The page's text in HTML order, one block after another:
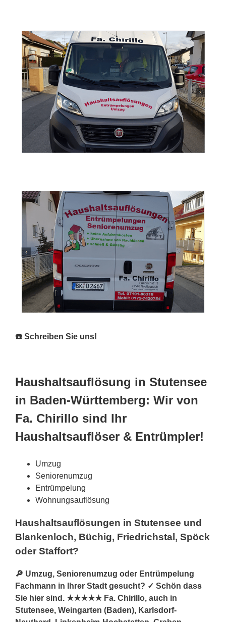
☎️ Schreiben Sie uns!
Haushaltsauflösung in Stutensee
in Baden-Württemberg: Wir von
Fa. Chirillo sind Ihr
Haushaltsauflöser & Entrümpler!
Umzug
Seniorenumzug
Entrümpelung
Wohnungsauflösung
Haushaltsauflösungen in Stutensee und
Blankenloch, Büchig, Friedrichstal, Spöck
oder Staffort?
🔎 Umzug, Seniorenumzug oder Entrümpelung
Fachmann in Ihrer Stadt gesucht? ✓ Schön dass
Sie hier sind. ★★★★★ Fa. Chirillo, auch in
Stutensee, Weingarten (Baden), Karlsdorf-